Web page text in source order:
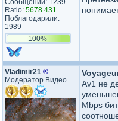
Сообщений: 1239
Ratio: 5678.431
Поблагодарили:
1989
100%
Vladimir21 ®
Модератор Видео
Av1 не
Mbps